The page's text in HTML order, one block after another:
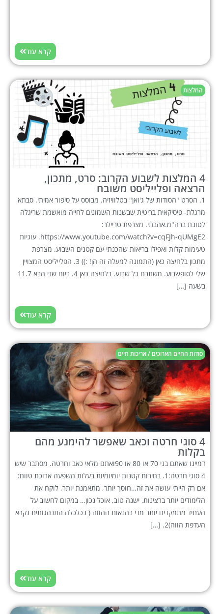
קרא עוד
המלצות
4 המלצות לשבוע הקרוב: סרט, מתכון,
הרצאה ופלייליסט משובח
1. הסרט "הסודות של ג'ואן" בטלוויזיה. מבוסס על סיפור אמיתי. סבתא
מרגלת- פיסיקאית בריטית שבשנות השמונים לחייה מואשמת שריגלה
לטובת ברה"מ.אהבתי. מצרפת טריילר:
https://www.youtube.com/watch?v=cqFJh-qUMgE2. עוגיות
טעימות קלות ואפילו בריאות שהכנתי עם קטנים השבוע. מצרפת
מתכון בלחיצה כאן (התמונה למעלה זה הן! :)) 3. הפלייליסט המצויין
שלי לסופשבוע. משתבח כל שבוע. בלחיצה כאן 4. ביום שני הבא 11.7
בשעה […]
קרא עוד
סודות החיים הארוכים / אריכות חיים
4 סוגי חרטה וכאב שאפשר להימנע מהם
בקלות
דמיינו שאתם בני 70 או 80 או 90ואתם מלאי כאב וחרטה. מסתבר שיש
4 סוגי חרטה:1. בחירות קטנות יומיומיות בעלות השפעה ארוכת טווח:
אם רק הייתי עושה את זה…חוסך יותר, מתאמנת יותר, לוקח את
הלימודים יותר ברצינות, ישנה טוב, אוכל נכון… במקום לחשוב על
העתיד מתמקדים יותר מדי בהנאות ההווה ( בכלכלה התנהגותית נקרא
העדפת הווה)2. […]
קרא עוד